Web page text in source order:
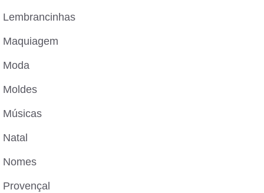
Lembrancinhas
Maquiagem
Moda
Moldes
Músicas
Natal
Nomes
Provençal